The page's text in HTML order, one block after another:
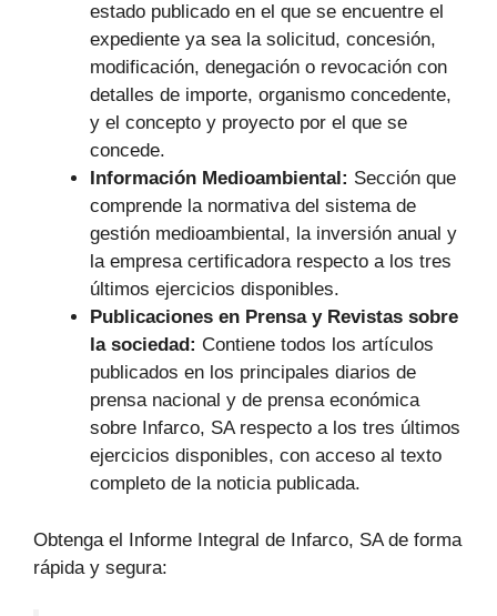
estado publicado en el que se encuentre el
expediente ya sea la solicitud, concesión,
modificación, denegación o revocación con
detalles de importe, organismo concedente,
y el concepto y proyecto por el que se
concede.
Información Medioambiental: Sección que
comprende la normativa del sistema de
gestión medioambiental, la inversión anual y
la empresa certificadora respecto a los tres
últimos ejercicios disponibles.
Publicaciones en Prensa y Revistas sobre
la sociedad: Contiene todos los artículos
publicados en los principales diarios de
prensa nacional y de prensa económica
sobre Infarco, SA respecto a los tres últimos
ejercicios disponibles, con acceso al texto
completo de la noticia publicada.
Obtenga el Informe Integral de Infarco, SA de forma
rápida y segura: